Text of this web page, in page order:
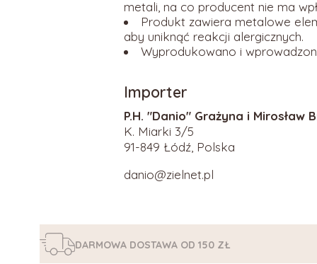
metali, na co producent nie ma
Produkt zawiera metalowe
aby uniknąć reakcji alergicznych.
Wyprodukowano i
Importer
P.H. "Danio" Grażyna i Mirosław
K. Miarki 3/5
91-849 Łódź, Polska
danio@zielnet.pl
DARMOWA DOSTAWA OD 150 ZŁ